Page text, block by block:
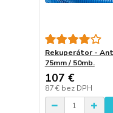
Rekuperátor -
75mm / 50mb.
107 €
87 € bez DPH